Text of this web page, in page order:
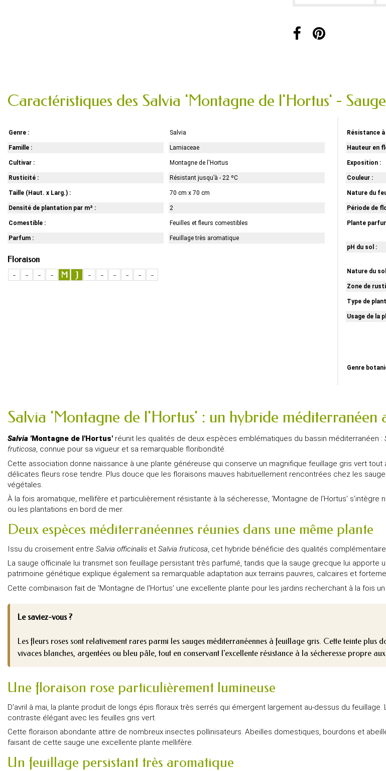
Caractéristiques des Salvia 'Montagne de l'Hortus' -
Genre : Salvia
Famille : Lamiaceae
Cultivar : Montagne de l'Hortus
Rusticité : Résistant jusqu’à - 22 ºC
Taille (Haut. x Larg.) : 70 cm x 70 cm
Densité de plantation par m² : 2
Comestible : Feuilles et fleurs comestibles
Parfum : Feuillage très aromatique
Floraison
-
- - - M J - - - - - -
Résistance
Hauteur en
Exposition :
Couleur :
Nature du
Période de
Plante
pH du sol :
Nature du
Zone de
Type de
Usage de la
Genre
Salvia 'Montagne de l'Hortus' : un hybride méditerranéen
Salvia 'Montagne de l'Hortus' réunit les qualités de deux espèces emblématiques du bassin méditerranéen :
fruticosa, connue pour sa vigueur et sa remarquable floribondité.
Cette association donne naissance à une plante généreuse qui conserve un magnifique feuillage gris vert
délicates fleurs rose tendre. Plus douce que les floraisons mauves habituellement rencontrées chez les
végétales.
À la fois aromatique, mellifère et particulièrement résistante à la sécheresse, 'Montagne de l'Hortus' s'intègre
ou les plantations en bord de mer.
Deux espèces méditerranéennes réunies dans une même plante
Issu du croisement entre Salvia officinalis et Salvia fruticosa, cet hybride bénéficie des qualités
La sauge officinale lui transmet son feuillage persistant très parfumé, tandis que la sauge grecque lui
patrimoine génétique explique également sa remarquable adaptation aux terrains pauvres, calcaires et
Cette combinaison fait de 'Montagne de l'Hortus' une excellente plante pour les jardins recherchant à la fois
Le saviez-vous ?
Les fleurs roses sont relativement rares parmi les sauges méditerranéennes à feuillage gris. Cette teinte
vivaces blanches, argentées ou bleu pâle, tout en conservant l'excellente résistance à la sécheresse propre
Une floraison rose particulièrement lumineuse
D'avril à mai, la plante produit de longs épis floraux très serrés qui émergent largement au-dessus du
contraste élégant avec les feuilles gris vert.
Cette floraison abondante attire de nombreux insectes pollinisateurs. Abeilles domestiques, bourdons et
faisant de cette sauge une excellente plante mellifère.
Un feuillage persistant très aromatique